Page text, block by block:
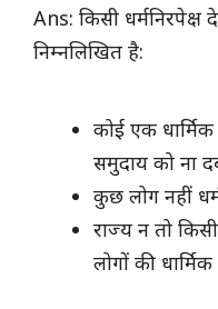
Ans: किसी धर्मनिरपेक्ष
निम्नलिखित है:
कोई एक
समुदाय को ना
कुछ लोग नहीं
राज्य न तो
लोगों की